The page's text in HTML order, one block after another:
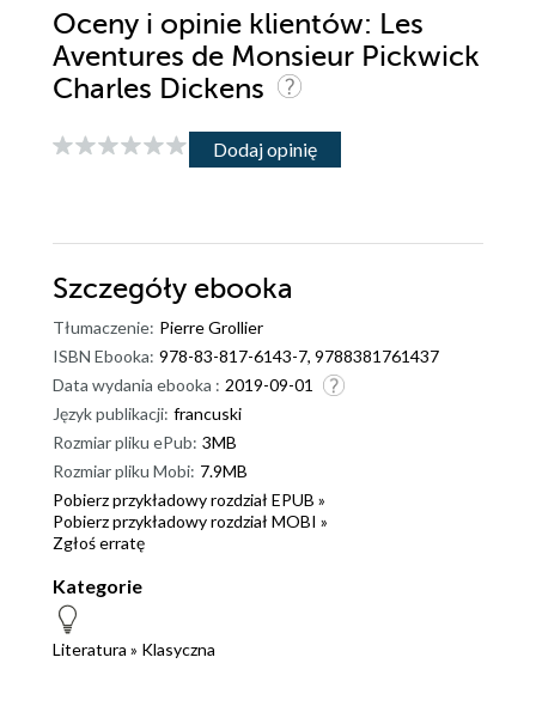
Oceny i opinie klientów: Les
Aventures de Monsieur Pickwick
Charles Dickens
Dodaj opinię
Szczegóły ebooka
Tłumaczenie: Pierre Grollier
ISBN Ebooka: 978-83-817-6143-7, 9788381761437
Data wydania ebooka : 2019-09-01
Język publikacji: francuski
Rozmiar pliku ePub: 3MB
Rozmiar pliku Mobi: 7.9MB
Pobierz przykładowy rozdział EPUB »
Pobierz przykładowy rozdział MOBI »
Zgłoś erratę
Kategorie
Literatura » Klasyczna